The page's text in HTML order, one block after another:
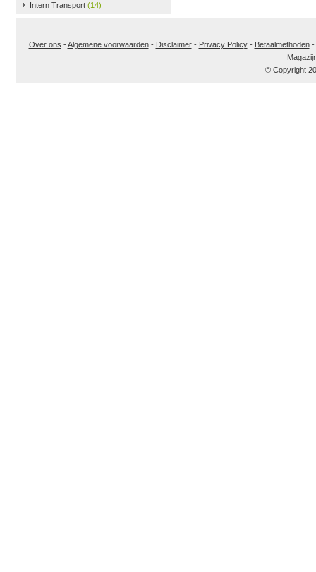
Intern Transport (14)
Over ons -Algemene voorwaarden- Disclaimer- Privacy Policy- Betaalmethoden-
© Copyright